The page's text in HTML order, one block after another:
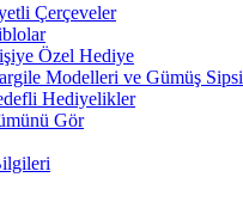
Çerçeveler
Özel Hediye
Modelleri ve Gümüş Sipsi
Hediyelikler
Gör